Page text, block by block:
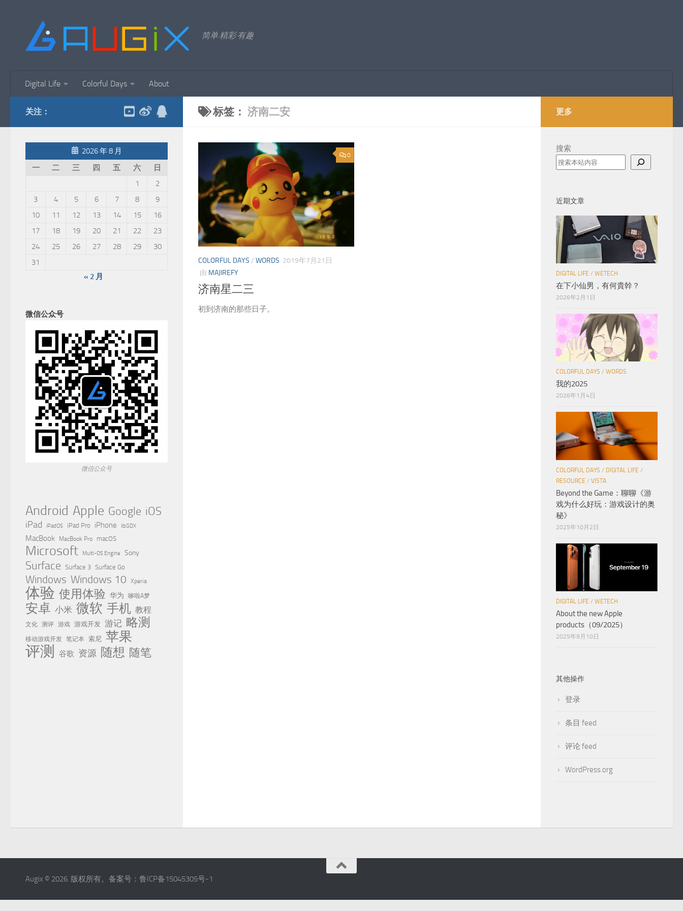
简单·精彩·有趣
Digital Life Colorful Days About
标签： 济南二安
0
COLORFUL DAYS / WORDS 2019年7月21日
由 MAJIREFY
济南星二三
初到济南的那些日子。
关注：
2026 年 8 月
一
二 三 四 五 六
日
1
2
3
4 5 6 7 8
9
10
11 12 13 14 15
16
17
18 19 20 21 22
23
24
25 26 27 28 29
30
31
« 2 月
微信公众号
微信公众号
Android Apple Google iOS
iPad iPadOS iPad Pro iPhone libGDX
MacBook MacBook Pro macOS
Microsoft Multi-OS Engine Sony
Surface Surface 3 Surface Go
Windows Windows 10 Xperia
体验 使用体验 华为 哆啦A梦
安卓 小米 微软 手机 教程
文化 测评 游戏 游戏开发 游记 略测
移动游戏开发 笔记本 索尼 苹果
评测 谷歌 资源 随想 随笔
更多
搜索
近期文章
DIGITAL LIFE / WETECH
在下小仙男，有何貴幹？
2026年2月1日
COLORFUL DAYS / WORDS
我的2025
2026年1月4日
COLORFUL DAYS / DIGITAL LIFE /
RESOURCE / VISTA
Beyond the Game：聊聊《游
戏为什么好玩：游戏设计的奥
秘》
2025年10月2日
DIGITAL LIFE / WETECH
About the new Apple
products（09/2025）
2025年9月10日
其他操作
登录
条目 feed
评论 feed
WordPress.org
Augix © 2026. 版权所有。备案号：鲁ICP备15045305号-1